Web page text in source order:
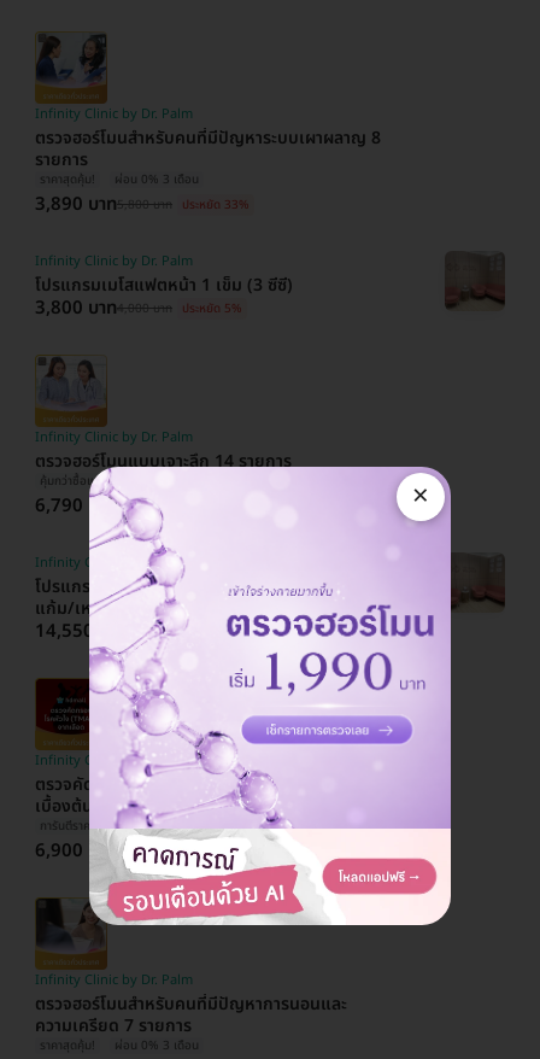
ราคาสุดคุ้ม! ผ่อน 0% 3 เดือน
ตรวจฮอร์โมนสำหรับคนที่มีปัญหาระบบเผาผลาญ 8
รายการ
Infinity Clinic by Dr. Palm
3,890 บาท5,800 บาท ประหยัด 33%
โปรแกรมเมโสแฟตหน้า 1 เข็ม (3 ซีซี)
Infinity Clinic by Dr. Palm
3,800 บาท4,000 บาท ประหยัด 5%
คุ้มกว่าซื้อแยก!
ตรวจฮอร์โมนแบบเจาะลึก 14 รายการ
Infinity Clinic by Dr. Palm
6,790 บาท11,100 บาท
โปรแกรม HIFU V-Max 1,200 ช็อต (เลือก 1 จุด
แก้ม/เหนียง)
Infinity Clinic by Dr. Palm
14,550 บาท 20,000 บาท ประหยัด 27%
การันตีราคาสุดคุ้ม ผ่อน 0% 4 เดือน
ตรวจคัดกรองความเสี่ยงโรคหัวใจและหลอดเลือด
เบื้องต้น (ตรวจค่า TMAO)
Infinity Clinic by Dr. Palm
6,900 บาท 10,090 บาท ประหยัด 32%
ราคาสุดคุ้ม! ผ่อน 0% 3 เดือน
ตรวจฮอร์โมนสำหรับคนที่มีปัญหาการนอนและ
ความเครียด 7 รายการ
Infinity Clinic by Dr. Palm
×